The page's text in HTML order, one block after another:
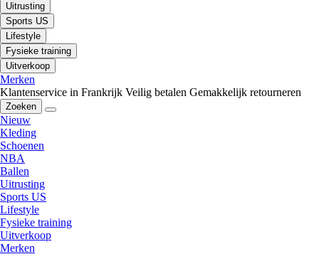
Uitrusting
Sports US
Lifestyle
Fysieke training
Uitverkoop
Merken
Klantenservice in Frankrijk Veilig betalen Gemakkelijk retourneren
Zoeken
Nieuw
Kleding
Schoenen
NBA
Ballen
Uitrusting
Sports US
Lifestyle
Fysieke training
Uitverkoop
Merken